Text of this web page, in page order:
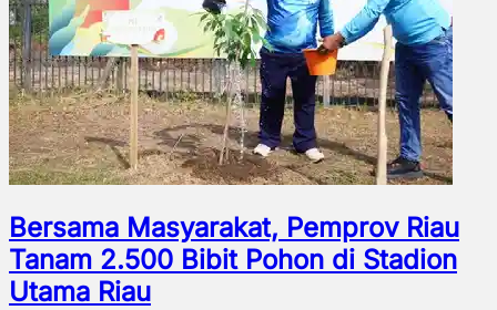
Bersama Masyarakat, Pemprov Riau
Tanam 2.500 Bibit Pohon di Stadion
Utama Riau